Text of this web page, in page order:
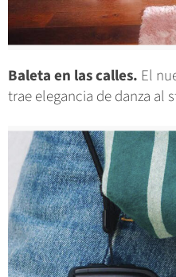
Baleta en las calles. El
trae elegancia de danza al